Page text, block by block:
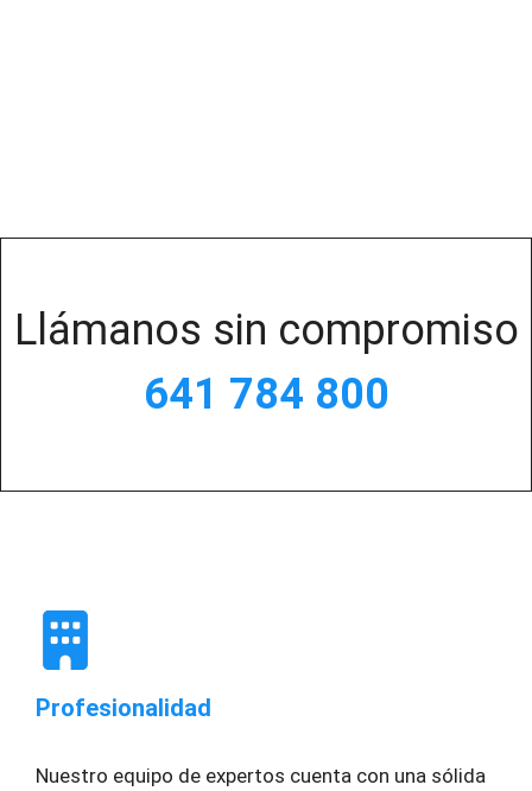
Llámanos sin compromiso
641 784 800
Profesionalidad
Nuestro equipo de expertos cuenta con una sólida